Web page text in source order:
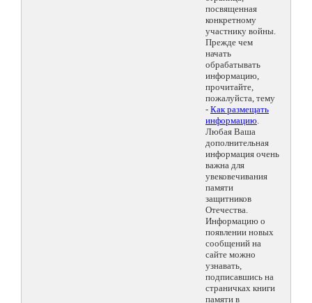
посвященная
конкретному
участнику войны.
Прежде чем
начать
обрабатывать
информацию,
прочитайте,
пожалуйста, тему
- Как размещать
информацию.
Любая Ваша
дополнительная
информация очень
важна для
увековечивания
памяти
защитников
Отечества.
Информацию о
появлении новых
сообщений на
сайте можно
узнавать,
подписавшись на
страничках книги
памяти в